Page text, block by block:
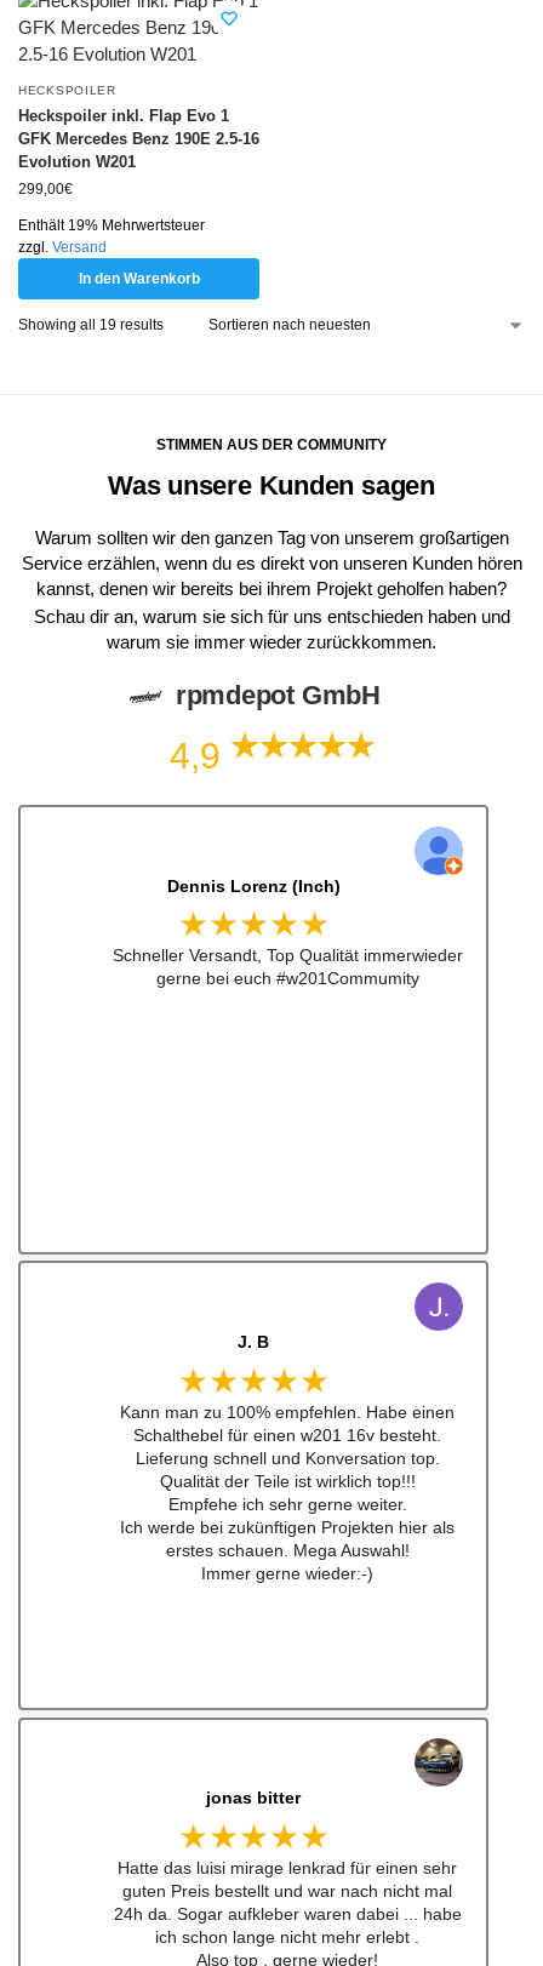
HECKSPOILER
Heckspoiler inkl. Flap Evo 1
GFK Mercedes Benz 190E 2.5-16
Evolution W201
299,00€
Enthält 19% Mehrwertsteuer
zzgl. Versand
In den Warenkorb
Showing all 19 results
STIMMEN AUS DER COMMUNITY
Was unsere Kunden sagen
Warum sollten wir den ganzen Tag von unserem großartigen
Service erzählen, wenn du es direkt von unseren Kunden hören
kannst, denen wir bereits bei ihrem Projekt geholfen haben?
Schau dir an, warum sie sich für uns entschieden haben und
warum sie immer wieder zurückkommen.
rpmdepot GmbH
4,9
Dennis Lorenz (Inch)
★★★★★
Schneller Versandt, Top Qualität immerwieder
gerne bei euch #w201Commumity
J. B
★★★★★
Kann man zu 100% empfehlen. Habe einen
Schalthebel für einen w201 16v besteht.
Lieferung schnell und Konversation top.
Qualität der Teile ist wirklich top!!!
Empfehe ich sehr gerne weiter.
Ich werde bei zukünftigen Projekten hier als
erstes schauen. Mega Auswahl!
Immer gerne wieder:-)
jonas bitter
★★★★★
Hatte das luisi mirage lenkrad für einen sehr
guten Preis bestellt und war nach nicht mal
24h da. Sogar aufkleber waren dabei ... habe
ich schon lange nicht mehr erlebt .
Also top , gerne wieder!